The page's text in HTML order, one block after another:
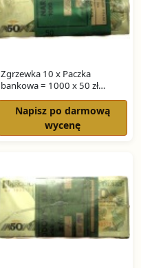
Zgrzewka 10 x Paczka
bankowa = 1000 x 50 zł
ŚWIERCZEWSKI seria HR
Napisz po darmową
wycenę